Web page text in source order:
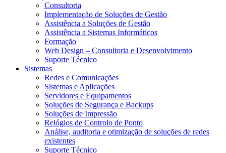
Consultoria
Implementação de Soluções de Gestão
Assistência a Soluções de Gestão
Assistência a Sistemas Informáticos
Formação
Web Design – Consultoria e Desenvolvimento
Suporte Técnico
Sistemas
Redes e Comunicações
Sistemas e Aplicações
Servidores e Equipamentos
Soluções de Segurança e Backups
Soluções de Impressão
Relógios de Controlo de Ponto
Análise, auditoria e otimização de soluções de redes
existentes
Suporte Técnico